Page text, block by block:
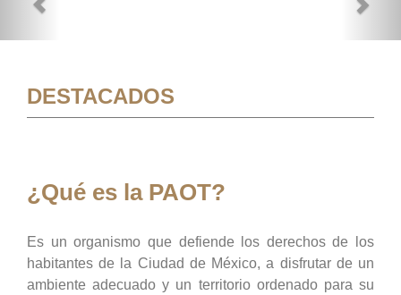
DESTACADOS
¿Qué es la PAOT?
Es un organismo que defiende los derechos de los
habitantes de la Ciudad de México, a disfrutar de un
ambiente adecuado y un territorio ordenado para su